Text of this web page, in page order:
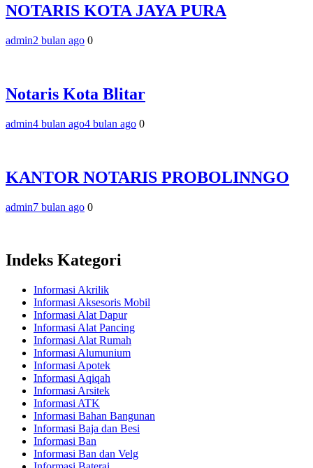
NOTARIS KOTA JAYA PURA
admin2 bulan ago 0
Notaris Kota Blitar
admin4 bulan ago4 bulan ago 0
KANTOR NOTARIS PROBOLINNGO
admin7 bulan ago 0
Indeks Kategori
Informasi Akrilik
Informasi Aksesoris Mobil
Informasi Alat Dapur
Informasi Alat Pancing
Informasi Alat Rumah
Informasi Alumunium
Informasi Apotek
Informasi Aqiqah
Informasi Arsitek
Informasi ATK
Informasi Bahan Bangunan
Informasi Baja dan Besi
Informasi Ban
Informasi Ban dan Velg